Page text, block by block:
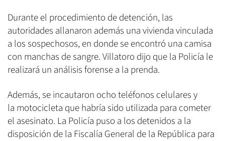
Durante el procedimiento de detención, las
autoridades allanaron además una vivienda vinculada
a los sospechosos, en donde se encontró una camisa
con manchas de sangre. Villatoro dijo que la Policía le
realizará un análisis forense a la prenda.
Además, se incautaron ocho teléfonos celulares y
la motocicleta que habría sido utilizada para cometer
el asesinato. La Policía puso a los detenidos a la
disposición de la Fiscalía General de la República para